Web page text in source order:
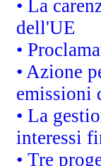
• La
dell'UE
•
• Azione
emissioni
• La
interessi
• Tre